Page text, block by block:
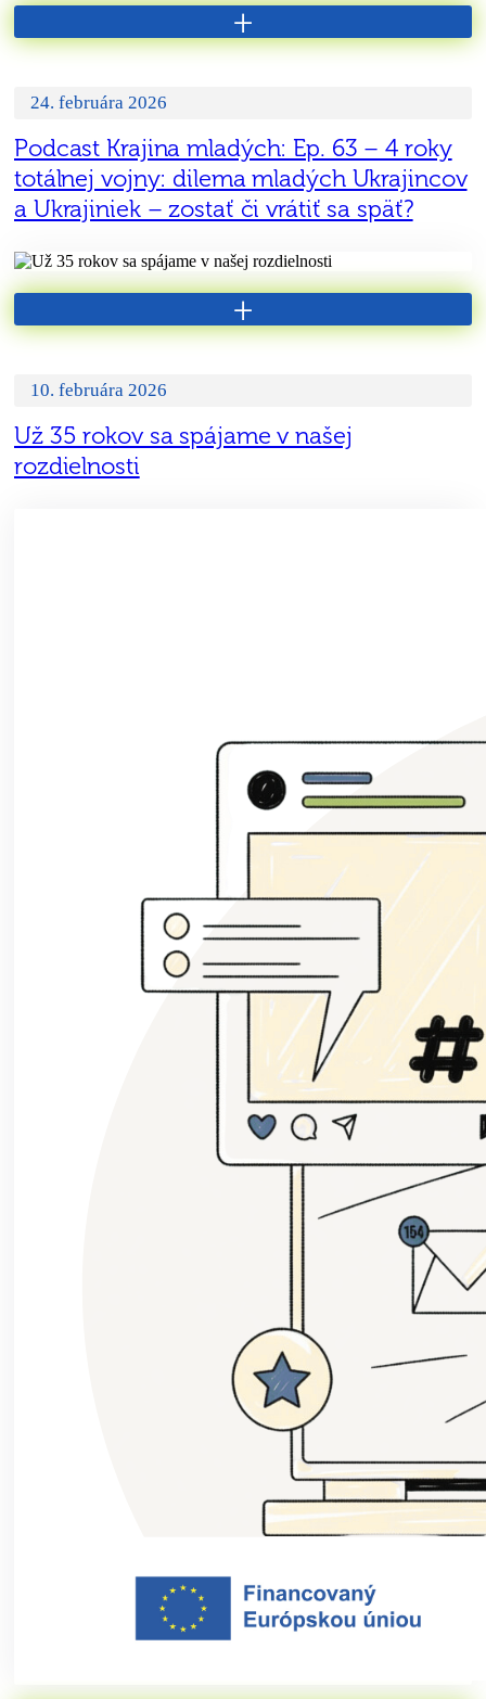
+
24. februára 2026
Podcast Krajina mladých: Ep. 63 – 4 roky
totálnej vojny: dilema mladých Ukrajincov
a Ukrajiniek – zostať či vrátiť sa späť?
+
10. februára 2026
Už 35 rokov sa spájame v našej
rozdielnosti